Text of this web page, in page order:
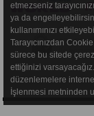
etmezseniz
ya da
kullanımınızı
Tarayıcınızdan
sürece bu sitede çerez
ettiğinizi
düzenlemelere
İşlenmesi metninden